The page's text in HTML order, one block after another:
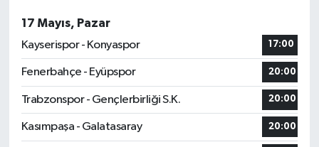
17 Mayıs, Pazar
Kayserispor - Konyaspor
17:00
Fenerbahçe - Eyüpspor 20:00
Trabzonspor - Gençlerbirliği S.K. 20:00
Kasımpaşa - Galatasaray 20:00